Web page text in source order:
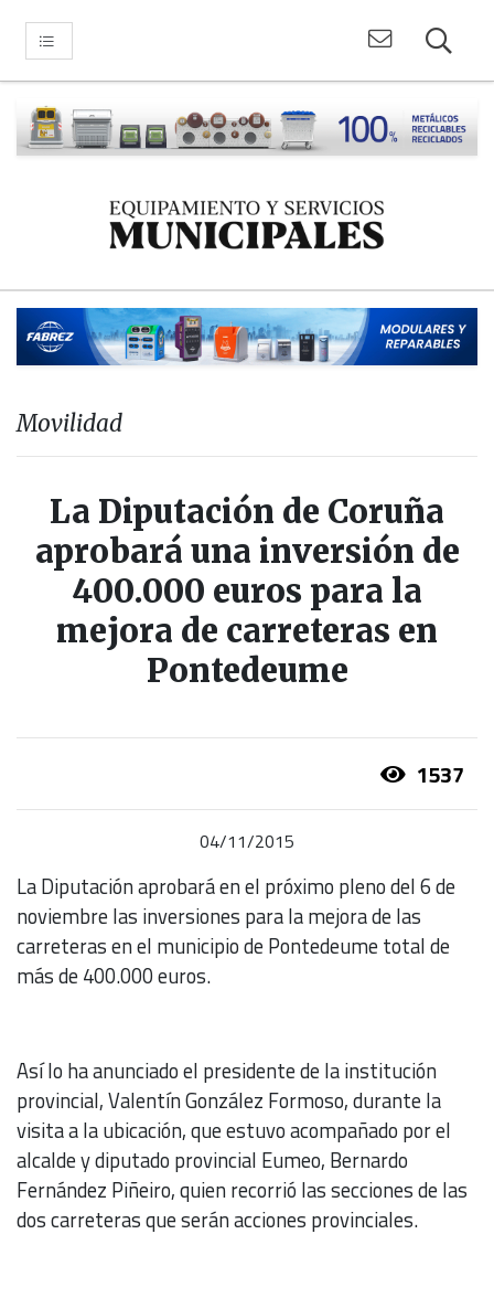
Movilidad
La Diputación de Coruña
aprobará una inversión de
400.000 euros para la
mejora de carreteras en
Pontedeume
1537
04/11/2015
La Diputación aprobará en el próximo pleno del 6 de
noviembre las inversiones para la mejora de las
carreteras en el municipio de Pontedeume total de
más de 400.000 euros.
Así lo ha anunciado el presidente de la institución
provincial, Valentín González Formoso, durante la
visita a la ubicación, que estuvo acompañado por el
alcalde y diputado provincial Eumeo, Bernardo
Fernández Piñeiro, quien recorrió las secciones de las
dos carreteras que serán acciones provinciales.